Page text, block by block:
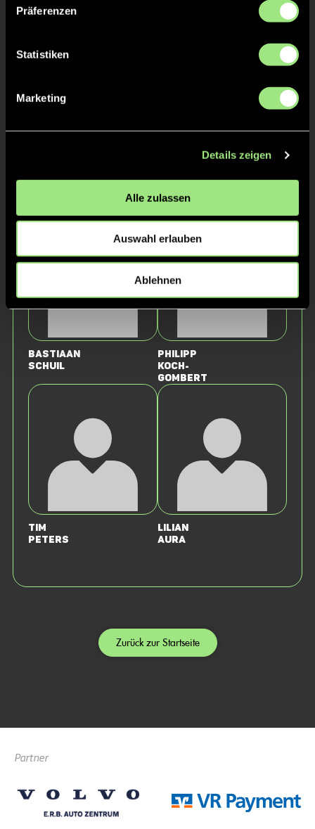
Präferenzen
Statistiken
Marketing
Details zeigen
Alle zulassen
Auswahl erlauben
Ablehnen
L.
Johannes
Staff
Bastiaan
Schuil
Philipp
Koch-
Gombert
Tim
Peters
Lilian
Aura
Zurück zur Startseite
Partner